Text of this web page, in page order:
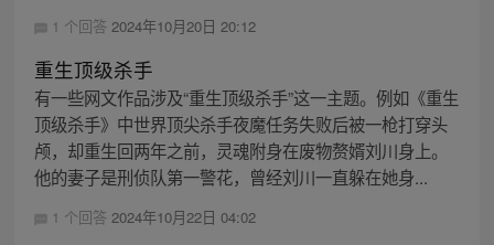
1 个回答 2024年10月20日 20:12
重生顶级杀手
有一些网文作品涉及“重生顶级杀手”这一主题。例如《重生
顶级杀手》中世界顶尖杀手夜魔任务失败后被一枪打穿头
颅，却重生回两年之前，灵魂附身在废物赘婿刘川身上。
他的妻子是刑侦队第一警花，曾经刘川一直躲在她身...
1 个回答 2024年10月22日 04:02